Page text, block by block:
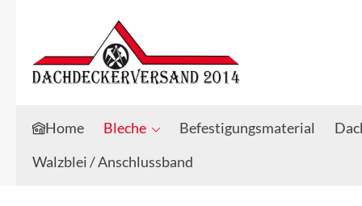
Zum Hauptinhalt springen
Zur Suche springen
Home Bleche Befestigungsmaterial
Walzblei / Anschlussband